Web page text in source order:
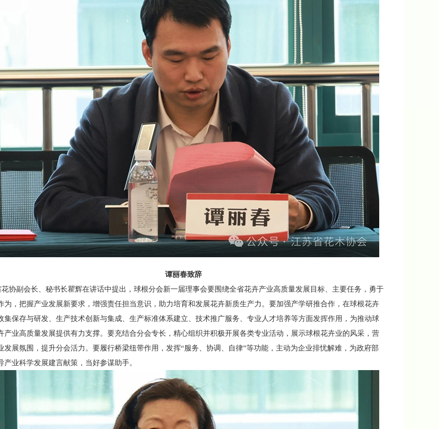
谭丽春致辞
副会长、秘书长瞿辉在讲话中提出，球根分会新一届理事会要围绕全省花卉产业高质量发展目标、主要任务，勇于
为，把握产业发展新要求，增强责任担当意识，助力培育和发展花卉新质生产力。要加强产学研推合作，在球根花卉
集保存与研发、生产技术创新与集成、生产标准体系建立、技术推广服务、专业人才培养等方面发挥作用，为推动球
产业高质量发展提供有力支撑。要充结合分会专长，精心组织并积极开展各类专业活动，展示球根花卉业的风采，营
发展氛围，提升分会活力。要履行桥梁纽带作用，发挥“服务、协调、自律”等功能，主动为企业排忧解难，为政府部
产业科学发展建言献策，当好参谋助手。